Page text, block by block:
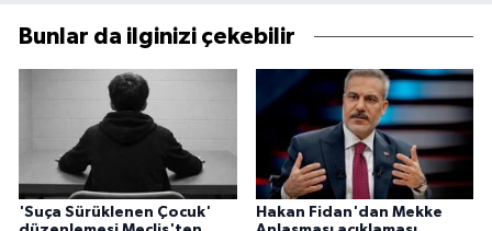
Bunlar da ilginizi çekebilir
'Suça Sürüklenen Çocuk'
Hakan Fidan'dan Mekke